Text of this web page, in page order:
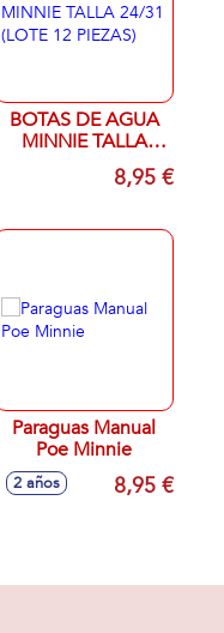
BOTAS DE AGUA
MINNIE TALLA
24/31 (LOTE 12
PIEZAS)8,95 €
Paraguas Manual
Poe Minnie
2 años 8,95 €